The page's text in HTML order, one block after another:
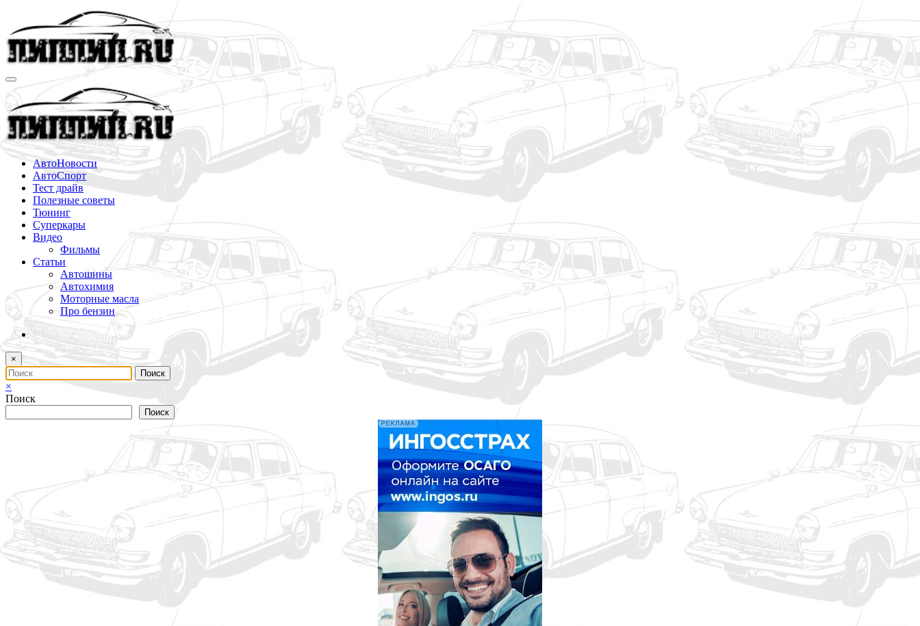
содержимому
АвтоНовости
АвтоСпорт
Тест драйв
Полезные советы
Тюнинг
Суперкары
Видео
Фильмы
Статьи
Автошины
Автохимия
Моторные масла
Про бензин
×
×
Поиск
Поиск